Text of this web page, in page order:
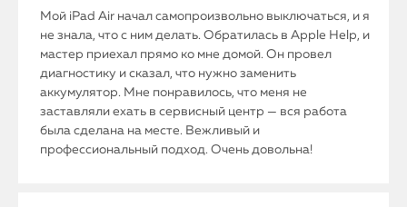
Мой iPad Air начал самопроизвольно выключаться, и я
не знала, что с ним делать. Обратилась в Apple Help, и
мастер приехал прямо ко мне домой. Он провел
диагностику и сказал, что нужно заменить
аккумулятор. Мне понравилось, что меня не
заставляли ехать в сервисный центр — вся работа
была сделана на месте. Вежливый и
профессиональный подход. Очень довольна!